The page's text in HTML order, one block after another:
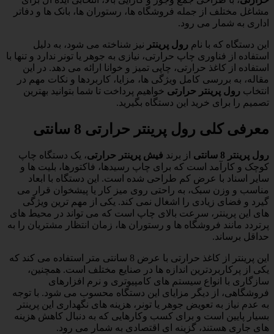
مشاغل مختلف از جمله فروشگاه ها، رستوران ها، بانک ها و دفاتر
اداری به شمار می رود.
این دستگاه که با نام رول پرینتر نیز شناخته می شود، به دلیل
استفاده از فناوری چاپ حرارتی، نیازی به جوهر یا تونر ندارد و تنها با
استفاده از کاغذ حرارتی، چاپی تمیز و خوانا ارائه می دهد. در این
مقاله، به بررسی کامل ویژگی ها، مزایا، کاربردها و نکات مهم در
انتخاب رول پرینتر حرارتی خواهیم پرداخت تا شما بتوانید بهترین
تصمیم را برای خرید این دستگاه بگیرید.
معرفی کلی رول پرینتر حرارتی 8 سانتی
رول پرینتر 8 سانتی از برند فیش پرینتر حرارتی، یک دستگاه چاپ
کوچک و کارآمد است که برای چاپ رسیدها، فاکتورها، بلیت ها و
سایر اسناد با عرض کم طراحی شده است. این دستگاه با ابعاد
مناسب و وزن سبک، به راحتی روی میز کار یا پیشخوان قرار می
گیرد و فضای زیادی را اشغال نمی کند. یکی از مهم ترین ویژگی
های این پرینتر، سرعت بالای چاپ است که می تواند در محیط های
پرتردد مانند فروشگاه ها و رستوران ها، زمان انتظار مشتریان را به
حداقل برساند.
این پرینتر از کاغذ حرارتی با عرض 8 سانتی متر استفاده می کند که
یکی از پرکاربردترین اندازه ها در صنایع مختلف است. همچنین،
سازگاری با انواع سیستم های کامپیوتری و نرم افزارهای
فروشگاهی، از دیگر مزایای این دستگاه محسوب می شود. با توجه
به عدم نیاز به تعویض جوهر یا تونر، هزینه های نگهداری این پرینتر
بسیار پایین است و برای کسب وکارهایی که به دنبال کاهش هزینه
های جاری هستند، گزینه ای اقتصادی به شمار می رود.